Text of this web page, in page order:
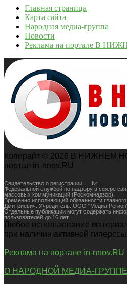
Главная страница
Карта сайта
Народная медиа-группа
Новости
Реклама на портале В
Копирайт © 2026 В НИЖНЕМ
портал in-nnov.RU
Свидетельство о регистрации __ №
Федеральной службой по надзору в сфере
массовых коммуникаций (Роскомнадзор).
Временно исполняющий обязанности
Дмитриевич. Учредитель: ООО "Медиа
Отдельные публикации могут содержать
пользователей до 16 лет.
Любое использование
при наличии активной
Реклама на портале in-nnov.RU
О НАРОДНОЙ МЕДИА-ГРУППЕ